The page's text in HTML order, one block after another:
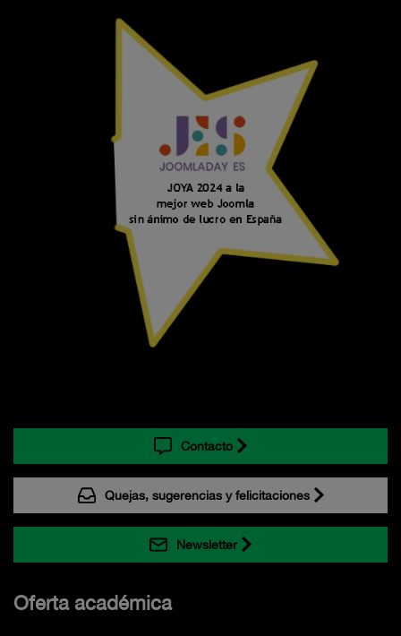
Contacto
Quejas, sugerencias y felicitaciones
Newsletter
Oferta académica